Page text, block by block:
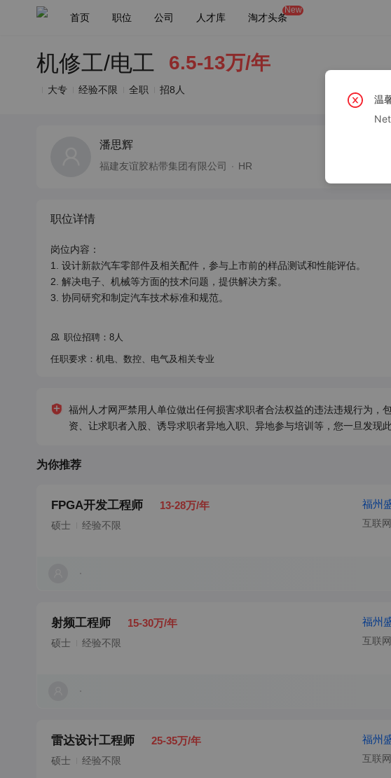
首页 职位 公司 人才库 淘才头条
New
机修工/电工 6.5-13万/年
大专 经验不限 全职 招8人
潘思辉
福建友谊胶粘带集团有限公司 HR
职位详情
岗位内容：
1. 设计新款汽车零部件及相关配件，参与上市前的样品测试和性能评估。
2. 解决电子、机械等方面的技术问题，提供解决方案。
3. 协同研究和制定汽车技术标准和规范。
职位招聘：8人
任职要求：机电、数控、电气及相关专业
福州人才网严禁用人单位做出任何损害求职者合法权益的违法违规行为，
资、让求职者入股、诱导求职者异地入职、异地参与培训等，您一旦发现
为你推荐
FPGA开发工程师 13-28万/年
硕士 经验不限
福州
射频工程师 15-30万/年
硕士 经验不限
福州
雷达设计工程师 25-35万/年
硕士 经验不限
福州
温